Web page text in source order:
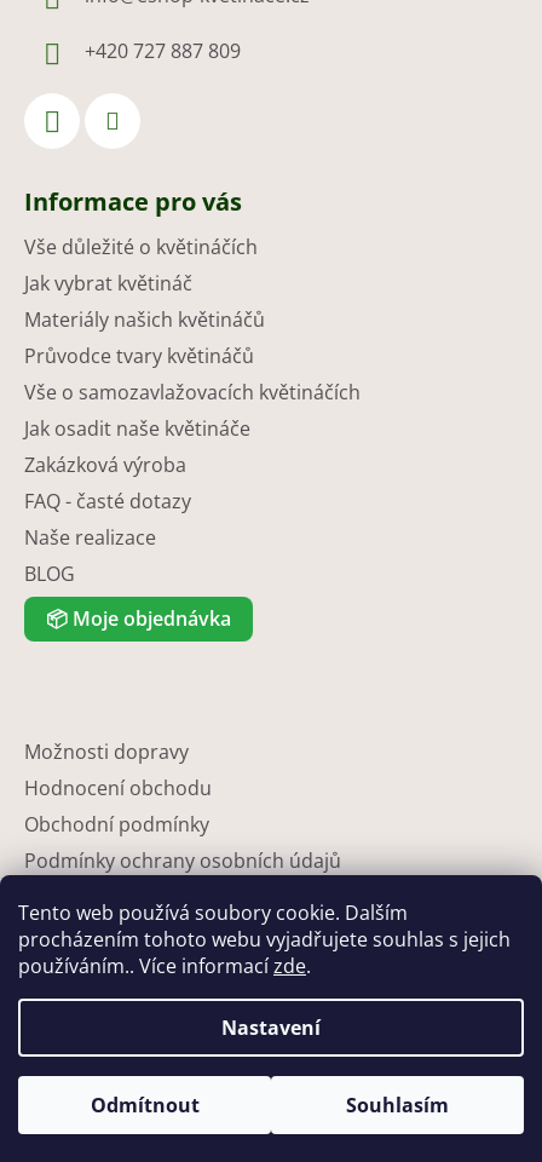
Tento web používá soubory cookie. Dalším
procházením tohoto webu vyjadřujete souhlas s jejich
používáním.. Více informacízde.
Nastavení
Odmítnout Souhlasím
+420 727 887 809
Informace pro vás
Vše důležité o květináčích
Jak vybrat květináč
Materiály našich květináčů
Průvodce tvary květináčů
Vše o samozavlažovacích květináčích
Jak osadit naše květináče
Zakázková výroba
FAQ - časté dotazy
Naše realizace
BLOG
📦 Moje objednávka
Možnosti dopravy
Hodnocení obchodu
Obchodní podmínky
Podmínky ochrany osobních údajů
Partneři
Kontakty
Copyright 2026Eshop-květináče. Všechna práva vyhrazena.